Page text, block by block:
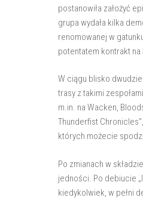
postanowiła założyć
grupa wydała kilka
renomowanej w
potentatem kontrakt na
W ciągu blisko
trasy z takimi
m.in. na Wacken,
Thunderfist
których możecie
Po zmianach w
jedności. Po debiucie
kiedykolwiek, w pełni